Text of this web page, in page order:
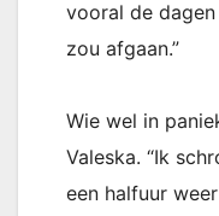
vooral de
zou afgaan.”
Wie wel in
Valeska. “Ik
een halfuur